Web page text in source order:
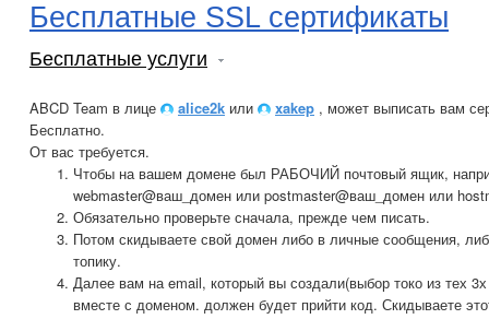
Бесплатные SSL сертификаты
Бесплатные услуги
ABCD Team в лице alice2k или xakep , может выписать вам
Бесплатно.
От вас требуется.
Чтобы на вашем домене был РАБОЧИЙ почтовый ящик,
webmaster@ваш_домен или postmaster@ваш_домен или
Обязательно проверьте сначала, прежде чем писать.
Потом скидываете свой домен либо в личные сообщения,
топику.
Далее вам на email, который вы создали(выбор токо из тех
вместе с доменом. должен будет прийти код. Скидываете